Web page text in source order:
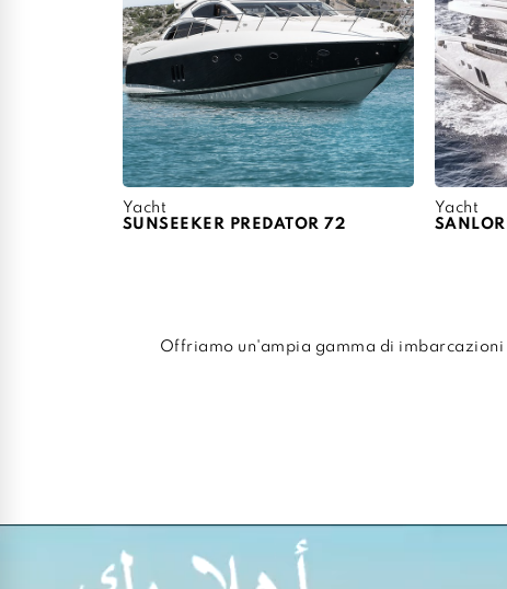
Yacht
SUNSEEKER PREDATOR 72
Yacht
Offriamo un'ampia gamma di